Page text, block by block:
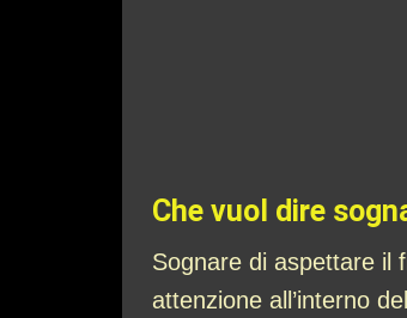
Che vuol dire
Sognare di aspettare il
attenzione all’interno